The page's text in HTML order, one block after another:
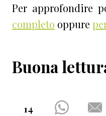
Per approfondire
completo oppure
Buona
14